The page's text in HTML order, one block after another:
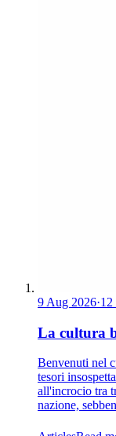
9 Aug 2026·12
La cultura
Benvenuti nel
tesori
all'incrocio tra
nazione,